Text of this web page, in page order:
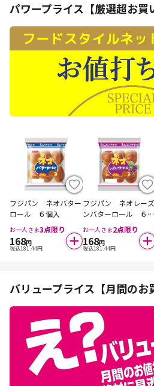
パワープライス【厳選超お買
フジパン ネオバター
ロール ６個入
お一人さま3点限り
168円
税込181.44円
フジパン ネオレーズ
ンバターロール ６個
入
お一人さま2点限り
168円
税込181.44円
バリュープライス【月間のお